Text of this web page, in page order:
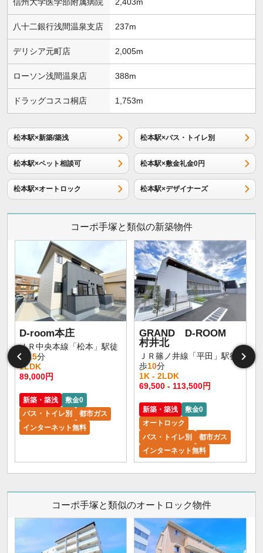
八十二銀行浅間温泉支店 237m
デリシア元町店 2,005m
ローソン浅間温泉店 388m
ドラッグコスコ桐店 1,753m
松本駅×新築/築浅 松本駅×バス・トイレ別
松本駅×ペット相談可 松本駅×敷金礼金0円
松本駅×オートロック 松本駅×デザイナーズ
コーポ手塚と類似の新築物件
D-room本庄
ＪＲ中央本線「松本」駅徒
歩
15分
1LDK
89,000円
新築・築浅
敷金0
バス・トイレ別
都市ガス
インターネット無料
GRAND D-ROOM
村井北
ＪＲ篠ノ井線「平田」駅徒
歩10分
1K - 2LDK
69,500 - 113,500円
新築・築浅
敷金0
オートロック
バス・トイレ別
都市ガス
インターネット無料
コーポ手塚と類似のオートロック物件